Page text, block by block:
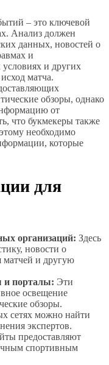
– это ключевой
Анализ должен
данных, новостей о
и
и других
матча.
обзоры, однако
от
что букмекеры также
необходимо
которые
для
организаций: Здесь
новости о
матчей и другую
и порталы: Эти
освещение
обзоры.
сетях можно найти
экспертов.
предоставляют
спортивным